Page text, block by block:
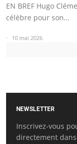
EN BREF Hugo
célèbre pour son…
10 mai 2026
NEWSLETTER
Inscrivez-vous
directement